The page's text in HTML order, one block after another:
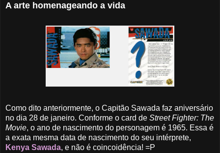
A arte homenageando a vida
Como dito anteriormente, o Capitão Sawada faz aniversário
no dia 28 de janeiro. Conforme o card de Street Fighter: The
Movie, o ano de nascimento do personagem é 1965. Essa é
a exata mesma data de nascimento do seu intérprete,
Kenya Sawada, e não é coincoidência! =P